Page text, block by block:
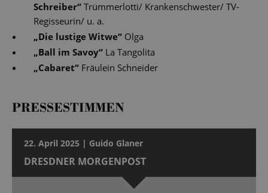
Schreiber“ Trümmerlotti/ Krankenschwester/ TV-
Regisseurin/ u. a.
„Die lustige Witwe“ Olga
„Ball im Savoy“ La Tangolita
„Cabaret“ Fräulein Schneider
PRESSESTIMMEN
22. April 2025 | Guido Glaner
DRESDNER MORGENPOST